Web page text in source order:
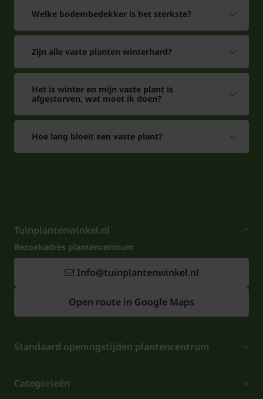
Welke bodembedekker is het sterkste?
Zijn alle vaste planten winterhard?
Het is winter en mijn vaste plant is
afgestorven, wat moet ik doen?
Hoe lang bloeit een vaste plant?
Tuinplantenwinkel.nl
Bezoekadres plantencentrum
Info@tuinplantenwinkel.nl
Open route in Google Maps
Standaard openingstijden plantencentrum
Categorieën